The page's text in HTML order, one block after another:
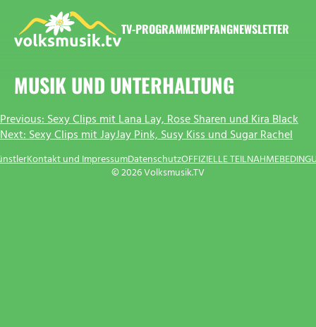
Inhalt
springen
TV-PROGRAMMEMPFANGNEWSLETTER
MUSIK UND UNTERHALTUNG
BEITRAGSNAVIGATION
Previous:Sexy Clips mit Lana Lay, Rose Sharen und Kira Black
Next:Sexy Clips mit JayJay Pink, Susy Kiss und Sugar Rachel
© 2026 Volksmusik.TV
Kontakt und ImpressumDatenschutzOFFIZIELLE